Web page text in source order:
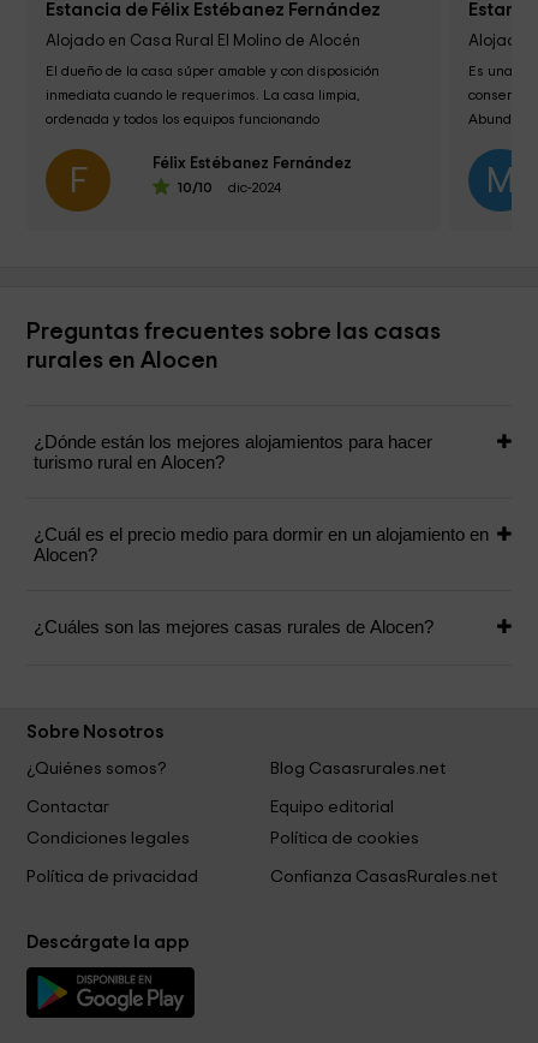
Estancia de Félix Estébanez Fernández
Alojado en Casa Rural El Molino de Alocén
El dueño de la casa súper amable y con disposición
inmediata cuando le requerimos. La casa limpia,
ordenada y todos los equipos funcionando
F Félix Estébanez Fernández
10/10 dic-2024
Alojado
Es una
M
Preguntas frecuentes sobre las casas
rurales en Alocen
¿Dónde están los mejores alojamientos para hacer
turismo rural en Alocen?
¿Cuál es el precio medio para dormir en un alojamiento en
Alocen?
¿Cuáles son las mejores casas rurales de Alocen?
Sobre Nosotros
¿Quiénes somos?
Blog Casasrurales.net
Contactar
Equipo editorial
Condiciones legales
Política de cookies
Política de privacidad Confianza CasasRurales.net
Descárgate la app